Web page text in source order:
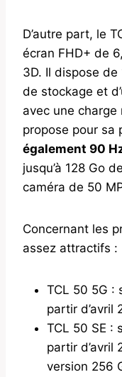
D’autre part, le
écran FHD+ de
3D. Il dispose
de stockage et
avec une charge
propose pour sa
également 90
jusqu’à 128 Go
caméra de 50
Concernant les
assez attractifs :
TCL 50 5G :
partir d’avril
TCL 50 SE :
partir d’avril
version 256